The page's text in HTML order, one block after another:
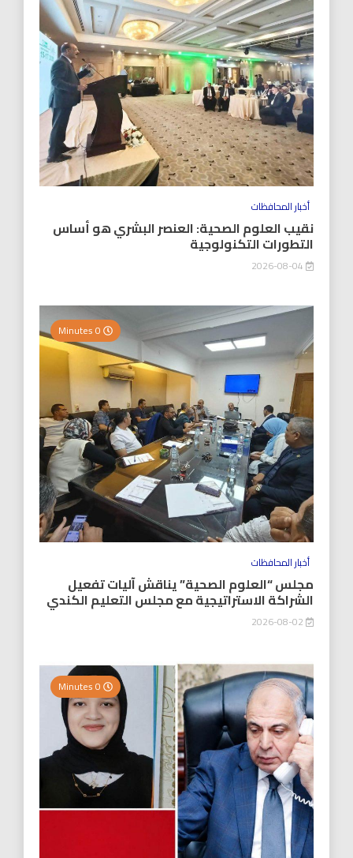
أخبار المحافظات
نقيب العلوم الصحية: العنصر البشري هو أساس
التطورات التكنولوجية
أخبار المحافظات
مجلس “العلوم الصحية” يناقش آليات تفعيل
الشراكة الاستراتيجية مع مجلس التعليم الكندي